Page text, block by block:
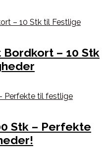
– 10 Stk
Stk – Perfekte